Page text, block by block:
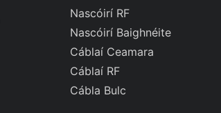
Nascóirí RF
Nascóirí Baighnéite
Cáblaí Ceamara
Cáblaí RF
Cábla Bulc